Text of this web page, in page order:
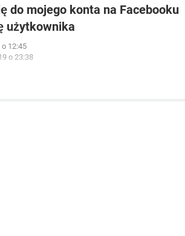
do mojego konta na Facebooku
użytkownika
o 12:45
o 23:38